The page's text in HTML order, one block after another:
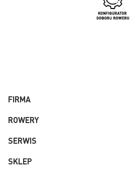
FIRMA
ROWERY
SERWIS
SKLEP